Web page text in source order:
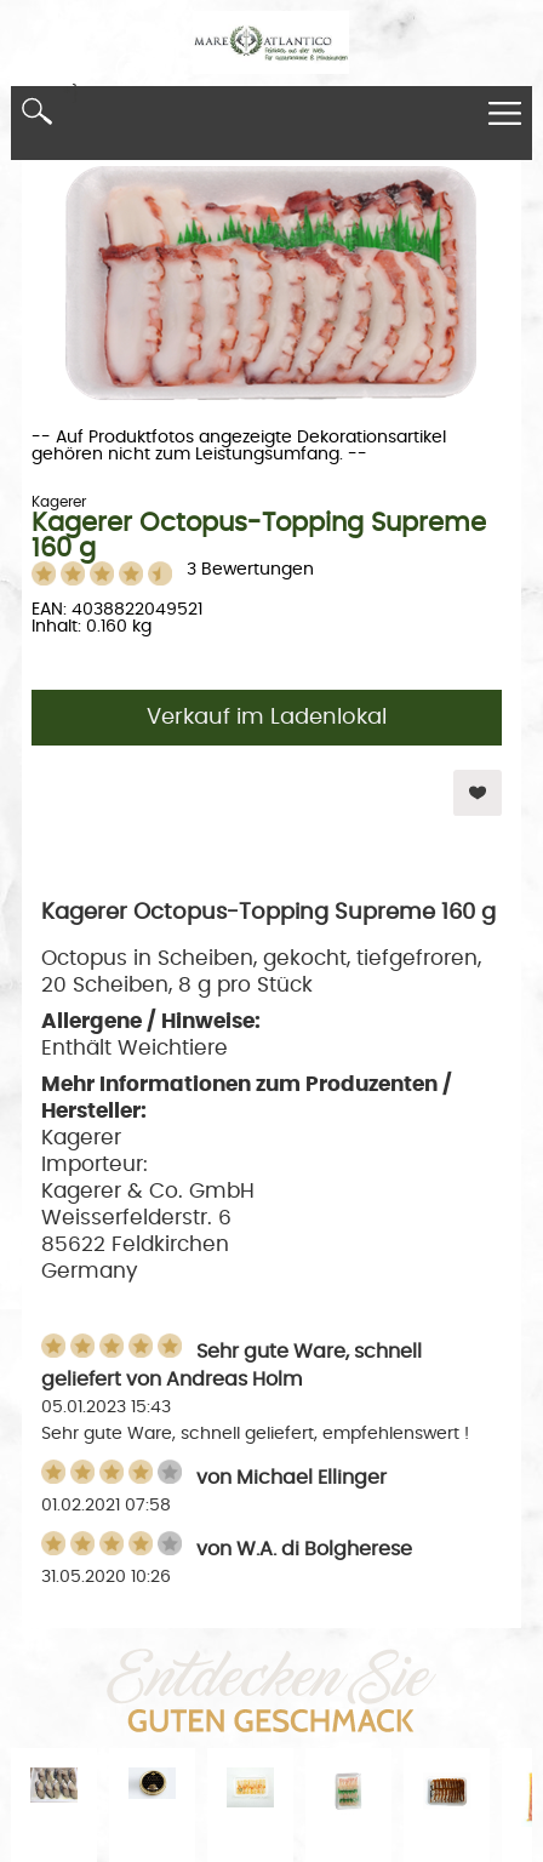
-- Auf Produktfotos angezeigte Dekorationsartikel
gehören nicht zum Leistungsumfang. --
Kagerer
Kagerer Octopus-Topping Supreme
160 g
3 Bewertungen
EAN: 4038822049521
Inhalt: 0.160 kg
Verkauf im Ladenlokal
Kagerer Octopus-Topping Supreme 160 g
Octopus in Scheiben, gekocht, tiefgefroren,
20 Scheiben, 8 g pro Stück
Allergene / Hinweise:
Enthält Weichtiere
Mehr Informationen zum Produzenten /
Hersteller:
Kagerer
Importeur:
Kagerer & Co. GmbH
Weisserfelderstr. 6
85622 Feldkirchen
Germany
Sehr gute Ware, schnell
geliefert vonAndreas Holm
05.01.2023 15:43
Sehr gute Ware, schnell geliefert, empfehlenswert !
von Michael Ellinger
01.02.2021 07:58
vonW.A. di Bolgherese
31.05.2020 10:26